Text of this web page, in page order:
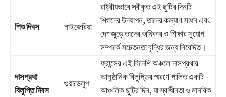
শিশু দিবস নাইজেরিয়া
রাষ্ট্রীয়ভাবে স্বীকৃত এই ছুটির দিনটি
শিশুদের উদযাপন, তাদের কল্যাণ সাধন এবং
দেশজুড়ে তাদের অধিকার ও শিক্ষার সুযোগ
সম্পর্কে সচেতনতা বৃদ্ধির জন্য নিবেদিত।
দাসপ্রথা
বিলুপ্তি দিবস
গুয়াডেলুপ
ফ্রান্সের এই বিদেশি অঞ্চলে দাসপ্রথার
আনুষ্ঠানিক বিলুপ্তির স্মরণে পালিত একটি
আঞ্চলিক ছুটির দিন, যা স্বাধীনতা ও মানবিক